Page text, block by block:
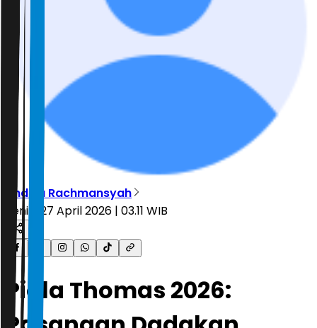
Andika Rachmansyah
Senin, 27 April 2026 | 03.11 WIB
Piala Thomas 2026: